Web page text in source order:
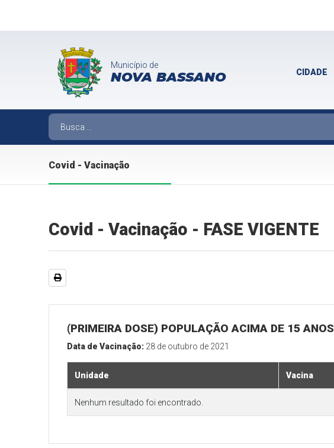
Município de
NOVA BASSANO CIDADE
Covid - Vacinação
Covid - Vacinação - FASE VIGENTE
(PRIMEIRA DOSE) POPULAÇÃO ACIMA DE 15 ANOS
Data de Vacinação: 28 de outubro de 2021
Unidade Vacina
Nenhum resultado foi encontrado.